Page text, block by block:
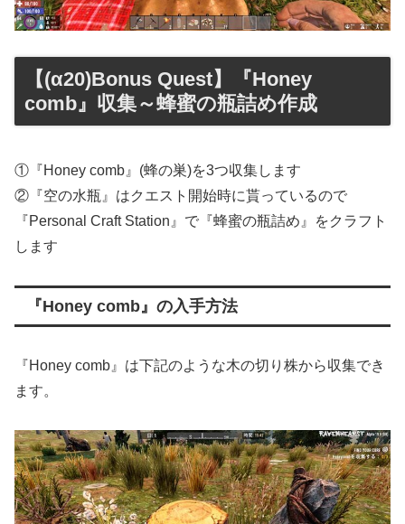
【(α20)Bonus Quest】『Honey
comb』収集～蜂蜜の瓶詰め作成
①『Honey comb』(蜂の巣)を3つ収集します
②『空の水瓶』はクエスト開始時に貰っているので
『Personal Craft Station』で『蜂蜜の瓶詰め』をクラフト
します
『Honey comb』の入手方法
『Honey comb』は下記のような木の切り株から収集でき
ます。